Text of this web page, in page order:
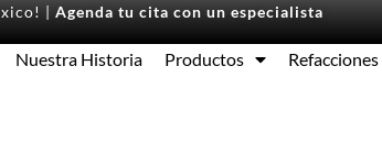
| Agenda tu cita con un especialista
Nuestra Historia Productos Refacciones